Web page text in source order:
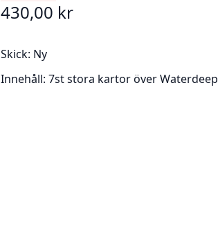
430,00 kr
Skick: Ny
Innehåll: 7st stora kartor över Waterdeep